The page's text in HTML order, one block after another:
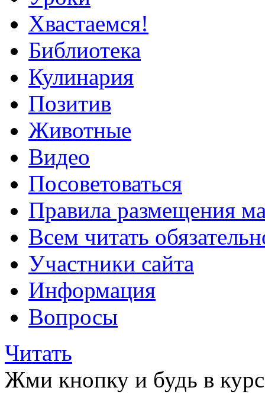
Хвастаемся!
Библиотека
Кулинария
Позитив
Животные
Видео
Посоветоваться
Правила размещения
Всем читать
Участники сайта
Информация
Вопросы
Читать
Жми кнопку и будь в